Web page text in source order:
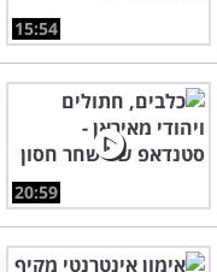
15:54
20:59